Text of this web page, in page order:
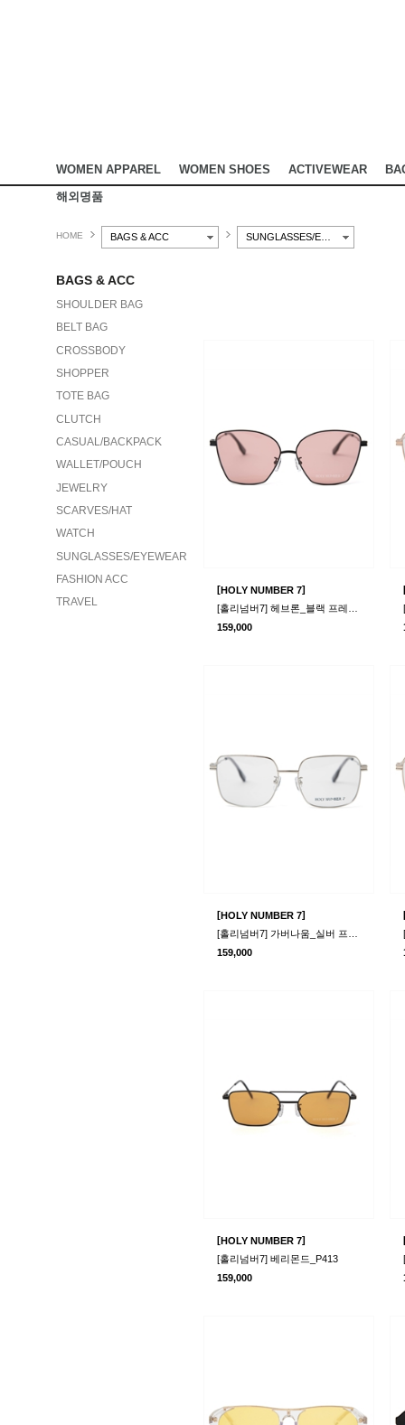
WOMEN APPAREL WOMEN SHOES ACTIVEWEAR
해외명품
HOME BAGS & ACC
BAGS & ACC
SHOULDER BAG
BELT BAG
CROSSBODY
SHOPPER
TOTE BAG
CLUTCH
CASUAL/BACKPACK
WALLET/POUCH
JEWELRY
SCARVES/HAT
WATCH
SUNGLASSES/EYEWEAR
FASHION ACC
TRAVEL
[HOLY NUMBER 7]
159,000
[HOLY NUMBER 7]
159,000
[HOLY NUMBER 7]
[홀리넘버7] 베리몬드_P413
159,000